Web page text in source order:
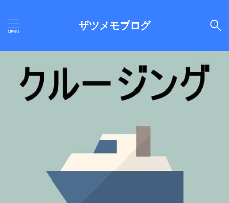
ザツメモブログ